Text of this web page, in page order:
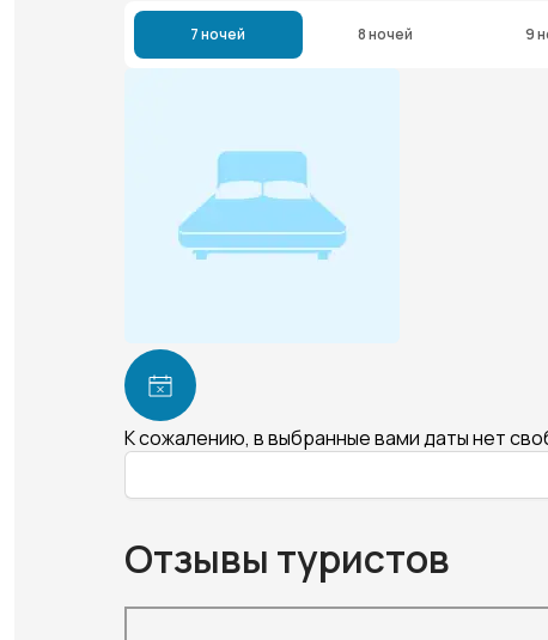
7 ночей 8 ночей 9
К сожалению, в выбранные вами даты нет
Отзывы туристов